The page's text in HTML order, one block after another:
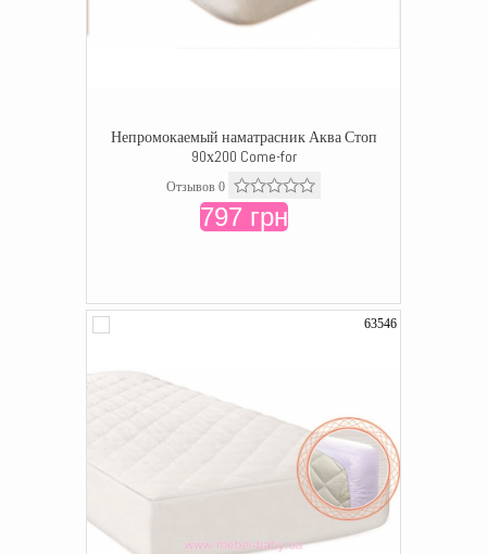
Непромокаемый наматрасник Аква Стоп
90х200 Come-for
Отзывов 0
797 грн
63546